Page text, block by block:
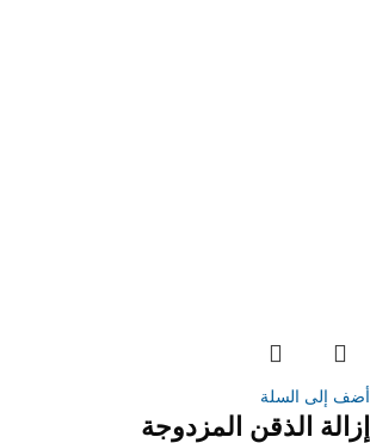
أضف إلى السلة
إزالة الذقن المزدوجة